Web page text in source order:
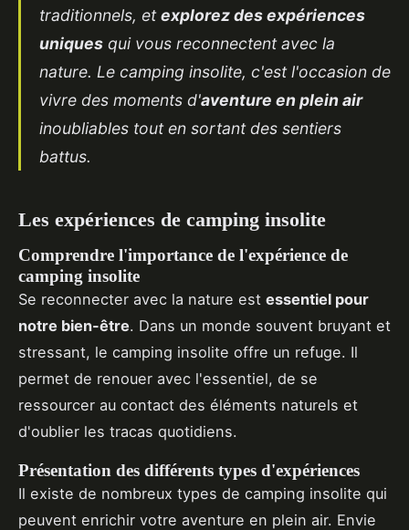
traditionnels, etexplorez des expériences
uniques qui vous reconnectent avec la
nature. Le camping insolite, c'est l'occasion de
vivre des moments d'aventure en plein air
inoubliables tout en sortant des sentiers
battus.
Les expériences de camping insolite
Comprendre l'importance de l'expérience de
camping insolite
Se reconnecter avec la nature est essentiel pour
notre bien-être. Dans un monde souvent bruyant et
stressant, le camping insolite offre un refuge. Il
permet de renouer avec l'essentiel, de se
ressourcer au contact des éléments naturels et
d'oublier les tracas quotidiens.
Présentation des différents types d'expériences
Il existe de nombreux types de camping insolite qui
peuvent enrichir votre aventure en plein air. Envie